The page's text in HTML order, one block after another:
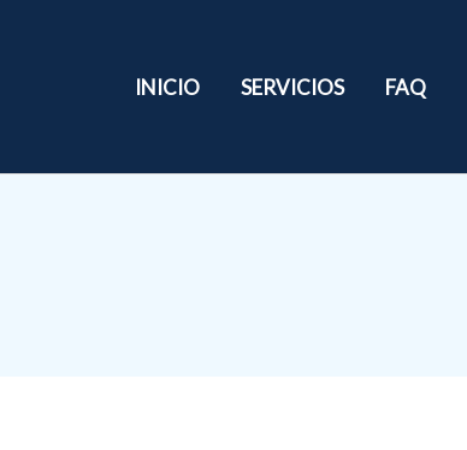
INICIO SERVICIOS FAQ